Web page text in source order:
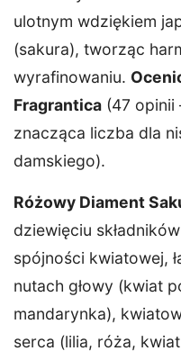
ulotnym wdziękiem
(sakura), tworząc
wyrafinowaniu.
Fragrantica (47
znacząca liczba dla
damskiego).
Różowy Diament
dziewięciu
spójności kwiatowej,
nutach głowy (kwiat
mandarynka),
serca (lilia, róża,